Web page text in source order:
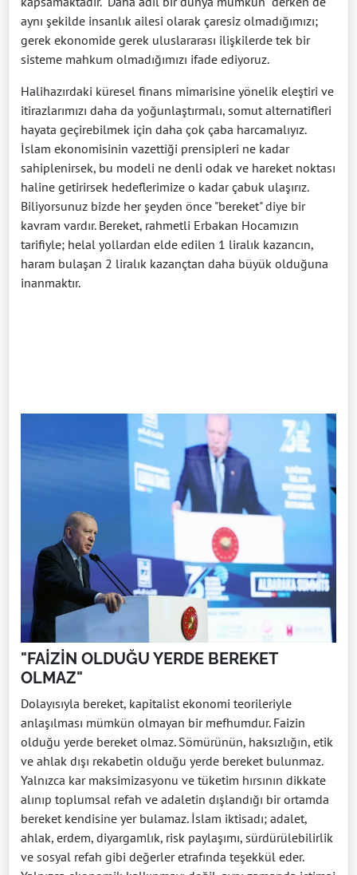
aynı şekilde insanlık ailesi olarak çaresiz olmadığımızı;
gerek ekonomide gerek uluslararası ilişkilerde tek bir
sisteme mahkum olmadığımızı ifade ediyoruz.
Halihazırdaki küresel finans mimarisine yönelik eleştiri ve
itirazlarımızı daha da yoğunlaştırmalı, somut alternatifleri
hayata geçirebilmek için daha çok çaba harcamalıyız.
İslam ekonomisinin vazettiği prensipleri ne kadar
sahiplenirsek, bu modeli ne denli odak ve hareket noktası
haline getirirsek hedeflerimize o kadar çabuk ulaşırız.
Biliyorsunuz bizde her şeyden önce "bereket" diye bir
kavram vardır. Bereket, rahmetli Erbakan Hocamızın
tarifiyle; helal yollardan elde edilen 1 liralık kazancın,
haram bulaşan 2 liralık kazançtan daha büyük olduğuna
inanmaktır.
"FAİZİN OLDUĞU YERDE BEREKET
OLMAZ"
Dolayısıyla bereket, kapitalist ekonomi teorileriyle
anlaşılması mümkün olmayan bir mefhumdur. Faizin
olduğu yerde bereket olmaz. Sömürünün, haksızlığın, etik
ve ahlak dışı rekabetin olduğu yerde bereket bulunmaz.
Yalnızca kar maksimizasyonu ve tüketim hırsının dikkate
alınıp toplumsal refah ve adaletin dışlandığı bir ortamda
bereket kendisine yer bulamaz. İslam iktisadı; adalet,
ahlak, erdem, diyargamlık, risk paylaşımı, sürdürülebilirlik
ve sosyal refah gibi değerler etrafında teşekkül eder.